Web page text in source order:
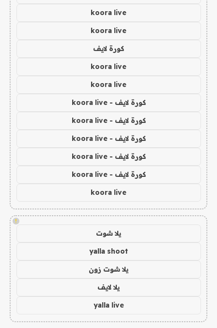
koora live
koora live
كورة لايف
koora live
koora live
كورة لايف - koora live
كورة لايف - koora live
كورة لايف - koora live
كورة لايف - koora live
كورة لايف - koora live
koora live
!
يلا شوت
yalla shoot
يلا شوت زون
يلا لايف
yalla live